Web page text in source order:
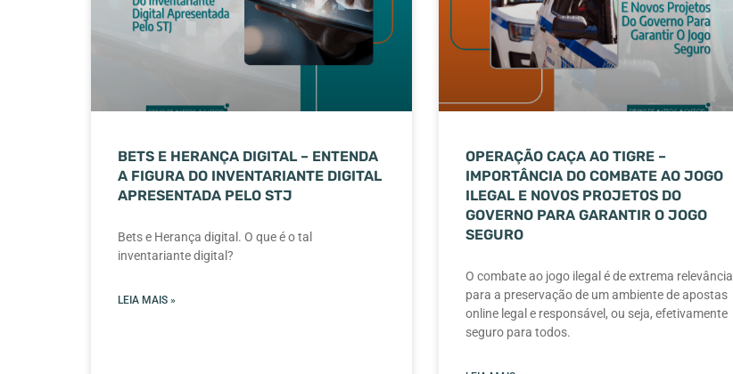
BETS E HERANÇA DIGITAL – ENTENDA
A FIGURA DO INVENTARIANTE DIGITAL
APRESENTADA PELO STJ
Bets e Herança digital. O que é o tal
inventariante digital?
LEIA MAIS »
OPERAÇÃO CAÇA AO TIGRE –
IMPORTÂNCIA DO COMBATE AO JOGO
ILEGAL E NOVOS PROJETOS DO
GOVERNO PARA GARANTIR O JOGO
SEGURO
O combate ao jogo ilegal é de extrema relevância
para a preservação de um ambiente de apostas
online legal e responsável, ou seja, efetivamente
seguro para todos.